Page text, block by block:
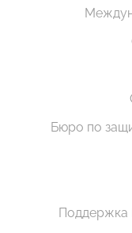
Бюро по